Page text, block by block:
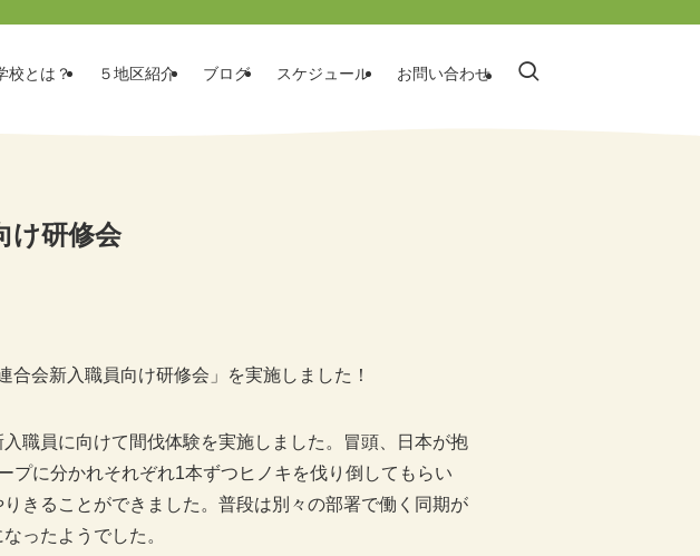
校とは？ ５地区紹介 ブログ スケジュール お問い合わせ
け研修会
会新入職員向け研修会」を実施しました！
職員に向けて間伐体験を実施しました。冒頭、日本が抱
プに分かれそれぞれ1本ずつヒノキを伐り倒してもらい
きることができました。普段は別々の部署で働く同期が
ったようでした。